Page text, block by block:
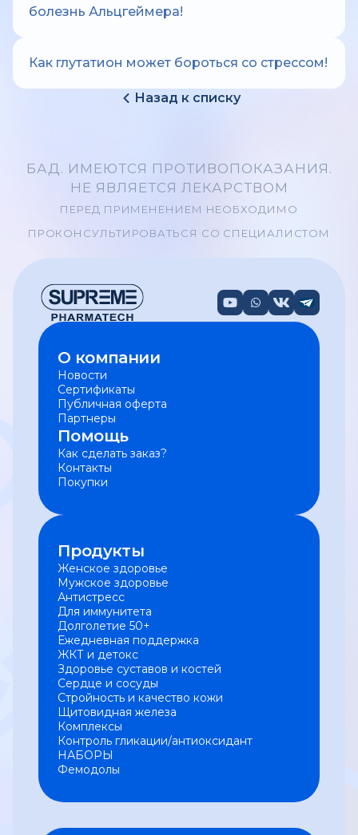
болезнь Альцгеймера!
Как глутатион может бороться со стрессом!
Назад к списку
БАД. ИМЕЮТСЯ ПРОТИВОПОКАЗАНИЯ.
НЕ ЯВЛЯЕТСЯ ЛЕКАРСТВОМ
ПЕРЕД ПРИМЕНЕНИЕМ НЕОБХОДИМО
ПРОКОНСУЛЬТИРОВАТЬСЯ СО СПЕЦИАЛИСТОМ
О компании
Новости
Сертификаты
Публичная оферта
Партнеры
Помощь
Как сделать заказ?
Контакты
Покупки
Продукты
Женское здоровье
Мужское здоровье
Антистресс
Для иммунитета
Долголетие 50+
Ежедневная поддержка
ЖКТ и детокс
Здоровье суставов и костей
Сердце и сосуды
Стройность и качество кожи
Щитовидная железа
Комплексы
Контроль гликации/антиоксидант
НАБОРЫ
Фемодолы